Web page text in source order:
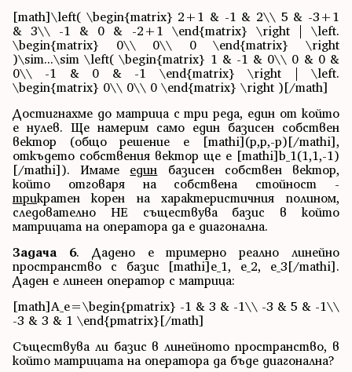
[math]\left( \begin{matrix} 2+1 & -1 & 2\\ 5 & -3+1
& 3\\ -1 & 0 & -2+1 \end{matrix} \right | \left.
\begin{matrix} 0\\ 0\\ 0 \end{matrix} \right
)\sim...\sim \left( \begin{matrix} 1 & -1 & 0\\ 0 & 0 &
0\\ -1 & 0 & -1 \end{matrix} \right | \left.
\begin{matrix} 0\\ 0\\ 0 \end{matrix} \right )[/math]
Достигнахме до матрица с три реда, един от който
е нулев. Ще намерим само един базисен собствен
вектор (общо решение е [mathi](p,p,-p)[/mathi],
откъдето собствения вектор ще е [mathi]b_1(1,1,-1)
[/mathi]). Имаме един базисен собствен вектор,
който отговаря на собствена стойност -
трикратен корен на характеристичния полином,
следователно НЕ съществува базис в който
матрицата на оператора да е диагонална.
Задача 6. Дадено е тримерно реално линейно
пространство с базис [mathi]e_1, e_2, e_3[/mathi].
Даден е линеен оператор с матрица:
[math]A_e=\begin{pmatrix} -1 & 3 & -1\\ -3 & 5 & -1\\
-3 & 3 & 1 \end{pmatrix}[/math]
Съществува ли базис в линейното пространство, в
който матрицата на оператора да бъде диагонална?